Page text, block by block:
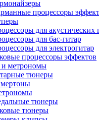
процессоры
для акустических
для бас-гитар
для электрогитар
процессоры эффектов
метрономы
тюнеры
тюнеры
тюнеры